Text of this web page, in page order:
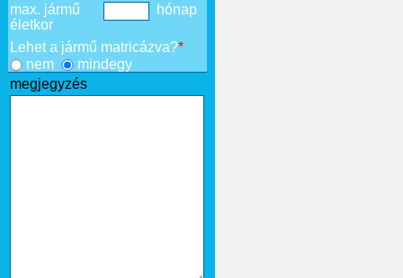
max. jármű
életkor
hónap
Lehet a jármű matricázva?*
nem
mindegy
megjegyzés